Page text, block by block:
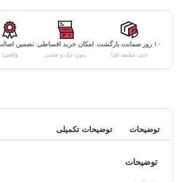
۱۰ روز ضمانت بازگشت
حتی سلیقه ای!
امکان خرید اقساطی
بدون چک و ضامن
تضمین
واقعی!
توضیحات توضیحات تکمیلی
توضیحات